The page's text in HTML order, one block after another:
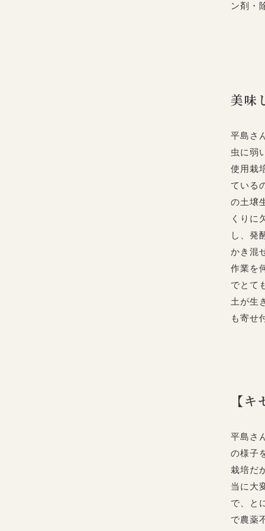
ン剤・
美味
平島さ
虫に弱
使用栽
ている
の土壌
くりに
し、発
かき混
作業を
でとて
土が生
も寄せ
【
平島さ
の様子
栽培だ
当に大
で、と
で農薬